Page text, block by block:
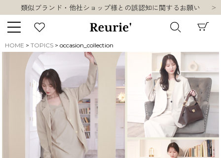
10,000円以上ご購入で送料無料
熊本県熊本地方を震源とする地震の影響について
お盆期間中の営業・配送に関して
類似ブランド・他社ショップ様との誤認知に関するお願い
10,000円以上ご購入で送料無料
キーワード
販売タイプ
新着 SALE
HOME TOPICS occasion_collection